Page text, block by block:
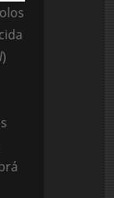
)